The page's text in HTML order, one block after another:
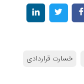
خسارت قراردادی